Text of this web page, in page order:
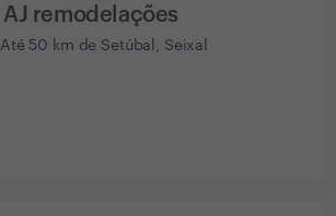
AJ remodelações
Até 50 km de Setúbal, Seixal